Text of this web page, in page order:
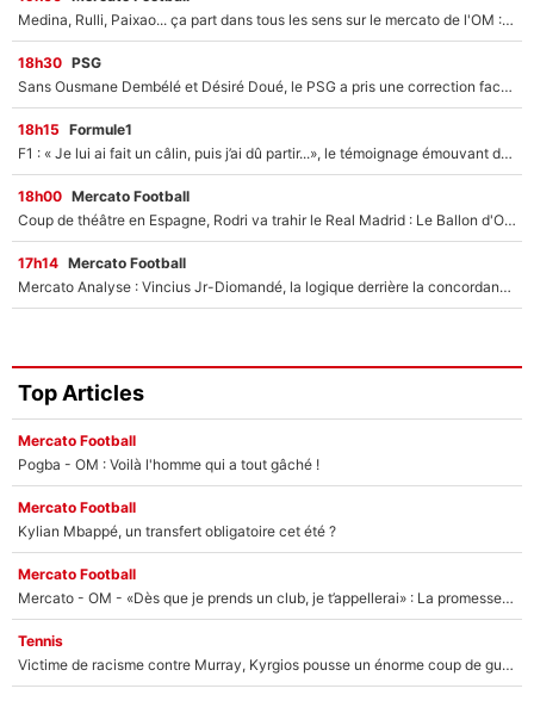
Medina, Rulli, Paixao... ça part dans tous les sens sur le mercato de l'OM : Frank McCourt va enfin récupérer l'argent qu'il attend ?
18h30 PSG
Sans Ousmane Dembélé et Désiré Doué, le PSG a pris une correction face à Majorque : Luis Enrique attend avec impatience des renforts !
18h15 Formule1
F1 : « Je lui ai fait un câlin, puis j’ai dû partir...», le témoignage émouvant de Max Verstappen sur sa fille
18h00 Mercato Football
Coup de théâtre en Espagne, Rodri va trahir le Real Madrid : Le Ballon d'Or a choisi de signer au FC Barcelone !
17h14 Mercato Football
Mercato Analyse : Vincius Jr-Diomandé, la logique derrière la concordance des temps
Top Articles
Mercato Football
Pogba - OM : Voilà l'homme qui a tout gâché !
Mercato Football
Kylian Mbappé, un transfert obligatoire cet été ?
Mercato Football
Mercato - OM - «Dès que je prends un club, je t’appellerai» : La promesse de Marcelino au moment de claquer la porte
Tennis
Victime de racisme contre Murray, Kyrgios pousse un énorme coup de gueule !